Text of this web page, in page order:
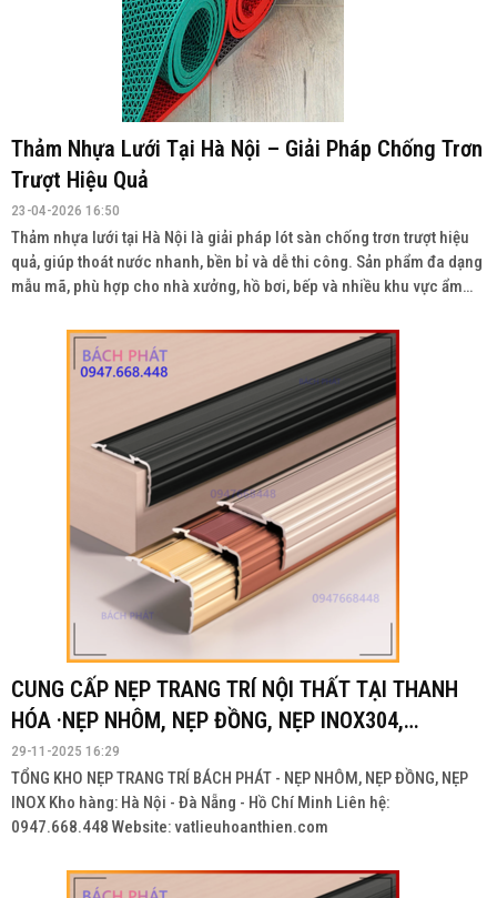
Thảm Nhựa Lưới Tại Hà Nội – Giải Pháp Chống Trơn
Trượt Hiệu Quả
23-04-2026 16:50
Thảm nhựa lưới tại Hà Nội là giải pháp lót sàn chống trơn trượt hiệu
quả, giúp thoát nước nhanh, bền bỉ và dễ thi công. Sản phẩm đa dạng
mẫu mã, phù hợp cho nhà xưởng, hồ bơi, bếp và nhiều khu vực ẩm
CUNG CẤP NẸP TRANG TRÍ NỘI THẤT TẠI THANH
HÓA ·NẸP NHÔM, NẸP ĐỒNG, NẸP INOX304,
INOX201
29-11-2025 16:29
TỔNG KHO NẸP TRANG TRÍ BÁCH PHÁT - NẸP NHÔM, NẸP ĐỒNG, NẸP
INOX Kho hàng: Hà Nội - Đà Nẵng - Hồ Chí Minh Liên hệ:
0947.668.448 Website: vatlieuhoanthien.com